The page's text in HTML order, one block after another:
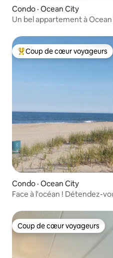
Condo · Ocean City
Un bel appartement à
Coup de cœur voyageurs
Coup de cœur voyageurs
Condo · Ocean City
Face à l'océan ! Détendez-
Coup de cœur voyageurs
Coup de cœur voyageurs